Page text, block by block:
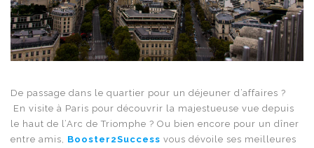
De passage dans le quartier pour un déjeuner d’affaires ?
En visite à Paris pour découvrir la majestueuse vue depuis
le haut de l’Arc de Triomphe ? Ou bien encore pour un dîner
entre amis, Booster2Success vous dévoile ses meilleures